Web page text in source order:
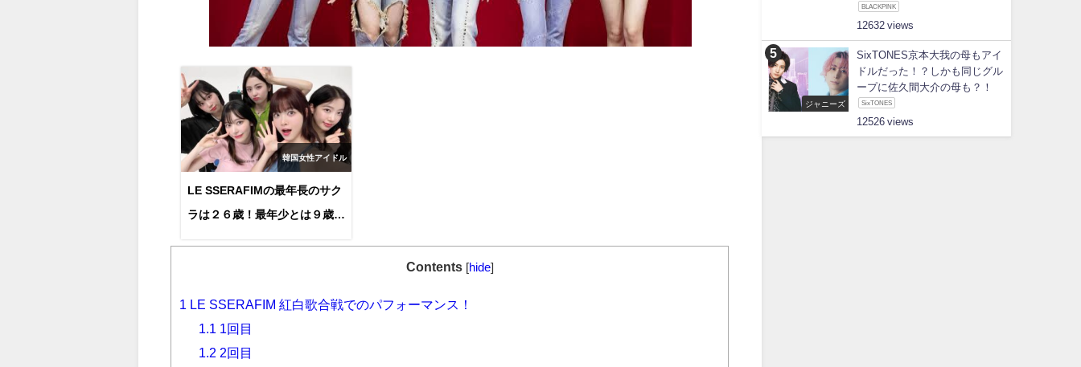
韓国女性アイドル
LE SSERAFIMの最年長のサク
ラは２６歳！最年少とは９歳
Contents hide]
1 LE SSERAFIM 紅白歌合戦でのパフォーマンス！
1.1 1回目
1.2 2回目
BLACKPINK
12632
ジャニーズ
SixTONES京本大我の母もアイ
ドルだった！？しかも同じグル
ープに佐久間大介の母も？！
SixTONES
12526